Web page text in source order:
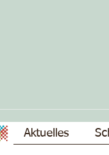
Aktuelles